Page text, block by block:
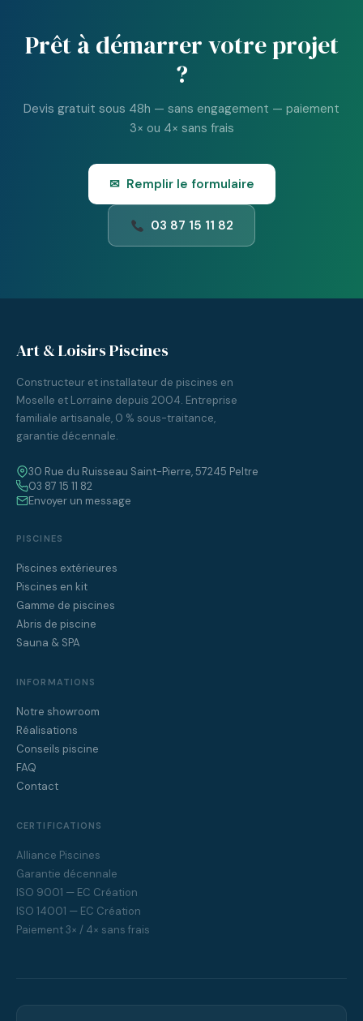
Prêt à démarrer votre projet
?
Devis gratuit sous 48h — sans engagement — paiement
3× ou 4× sans frais
✉ Remplir le formulaire
03 87 15 11 82
Art & Loisirs Piscines
Constructeur et installateur de piscines en
Moselle et Lorraine depuis 2004. Entreprise
familiale artisanale, 0 % sous-traitance,
garantie décennale.
30 Rue du Ruisseau Saint-Pierre, 57245 Peltre
03 87 15 11 82
Envoyer un message
PISCINES
Piscines extérieures
Piscines en kit
Gamme de piscines
Abris de piscine
Sauna & SPA
INFORMATIONS
Notre showroom
Réalisations
Conseils piscine
FAQ
Contact
CERTIFICATIONS
Alliance Piscines
Garantie décennale
ISO 9001 — EC Création
ISO 14001 — EC Création
Paiement 3× / 4× sans frais